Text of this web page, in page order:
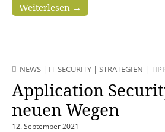
Weiterlesen →
NEWS | IT-SECURITY | STRATEGIEN |
Application
neuen Wegen
12. September 2021